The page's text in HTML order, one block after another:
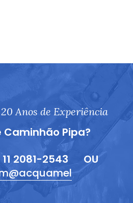
Anos de Experiência
Caminhão Pipa?
11 2081-2543
OU